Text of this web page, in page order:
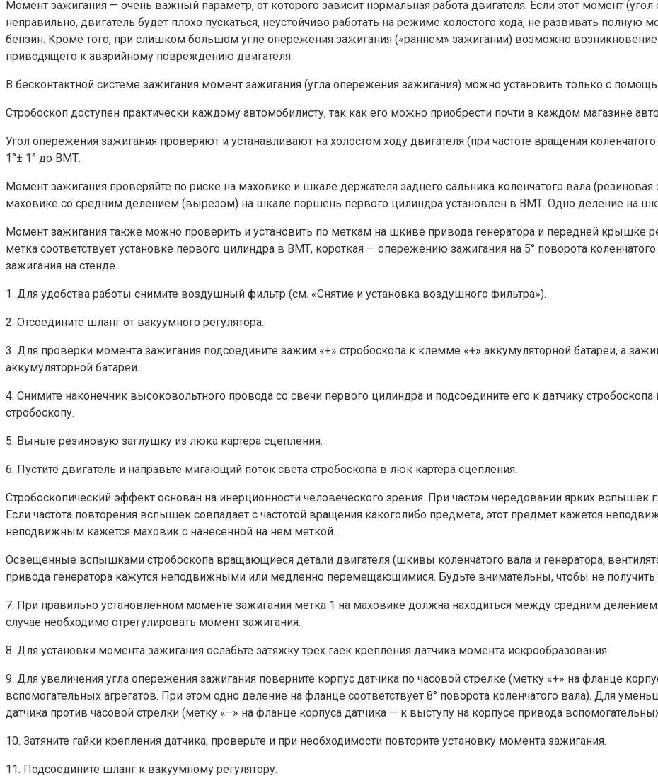
Момент зажигания — очень важный параметр, от которого зависит нормальная работа двигателя. Если этот момент
неправильно, двигатель будет плохо пускаться, неустойчиво работать на режиме холостого хода, не развивать полную
бензин. Кроме того, при слишком большом угле опережения зажигания («раннем» зажигании) возможно возникновение
приводящего к аварийному повреждению двигателя.
В бесконтактной системе зажигания момент зажигания (угла опережения зажигания) можно установить только с
Стробоскоп доступен практически каждому автомобилисту, так как его можно приобрести почти в каждом магазине
Угол опережения зажигания проверяют и устанавливают на холостом ходу двигателя (при частоте вращения
1°± 1° до ВМТ.
Момент зажигания проверяйте по риске на маховике и шкале держателя заднего сальника коленчатого вала
маховике со средним делением (вырезом) на шкале поршень первого цилиндра установлен в ВМТ. Одно деление на
Момент зажигания также можно проверить и установить по меткам на шкиве привода генератора и передней крышке
метка соответствует установке первого цилиндра в ВМТ, короткая — опережению зажигания на 5° поворота
зажигания на стенде.
1. Для удобства работы снимите воздушный фильтр (см. «Снятие и установка воздушного фильтра»).
2. Отсоедините шланг от вакуумного регулятора.
3. Для проверки момента зажигания подсоедините зажим «+» стробоскопа к клемме «+» аккумуляторной батареи, а
аккумуляторной батареи.
4. Снимите наконечник высоковольтного провода со свечи первого цилиндра и подсоедините его к датчику
стробоскопу.
5. Выньте резиновую заглушку из люка картера сцепления.
6. Пустите двигатель и направьте мигающий поток света стробоскопа в люк картера сцепления.
Стробоскопический эффект основан на инерционности человеческого зрения. При частом чередовании ярких
Если частота повторения вспышек совпадает с частотой вращения какоголибо предмета, этот предмет кажется
неподвижным кажется маховик с нанесенной на нем меткой.
Освещенные вспышками стробоскопа вращающиеся детали двигателя (шкивы коленчатого вала и генератора,
привода генератора кажутся неподвижными или медленно перемещающимися. Будьте внимательны, чтобы не получить
7. При правильно установленном моменте зажигания метка 1 на маховике должна находиться между средним
случае необходимо отрегулировать момент зажигания.
8. Для установки момента зажигания ослабьте затяжку трех гаек крепления датчика момента искрообразования.
9. Для увеличения угла опережения зажигания поверните корпус датчика по часовой стрелке (метку «+» на фланце
вспомогательных агрегатов. При этом одно деление на фланце соответствует 8° поворота коленчатого вала). Для
датчика против часовой стрелки (метку «–» на фланце корпуса датчика — к выступу на корпусе привода
10. Затяните гайки крепления датчика, проверьте и при необходимости повторите установку момента зажигания.
11. Подсоедините шланг к вакуумному регулятору.